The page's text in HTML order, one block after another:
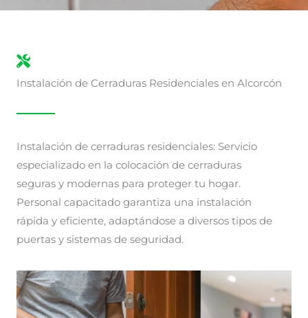
Instalación de Cerraduras Residenciales en Alcorcón
Instalación de cerraduras residenciales: Servicio
especializado en la colocación de cerraduras
seguras y modernas para proteger tu hogar.
Personal capacitado garantiza una instalación
rápida y eficiente, adaptándose a diversos tipos de
puertas y sistemas de seguridad.